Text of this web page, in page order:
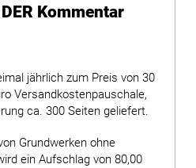
Kommentar
jährlich zum Preis von 30
Versandkostenpauschale,
ca. 300 Seiten geliefert.
Grundwerken ohne
ein Aufschlag von 80,00